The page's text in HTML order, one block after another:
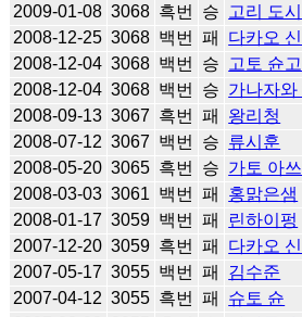
2009-01-08 3068 흑번 승 고리 도
2008-12-25 3068 백번 패 다카오 신
2008-12-04 3068 백번 승 고토 슌고
2008-12-04 3068 백번 승 가나자와
2008-09-13 3067 흑번 패 왕리청
2008-07-12 3067 백번 승 류시훈
2008-05-20 3065 흑번 승 가토 아쓰
2008-03-03 3061 백번 패 홍맑은샘
2008-01-17 3059 백번 패 린하이펑
2007-12-20 3059 흑번 패 다카오 신
2007-05-17 3055 백번 패 김수준
2007-04-12 3055 흑번 패 슈토 슌